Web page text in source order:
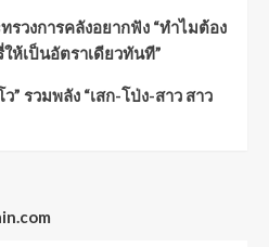
รวงการคลังอยากฟัง “ทำไมต้อง
ห้เป็นอัตราเดียวทันที”
รวมพลัง “เสก-โป่ง-สาว สาว